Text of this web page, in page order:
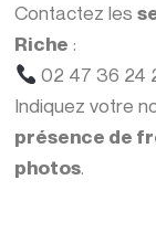
Contactez les
Riche :
02 47 36 24
Indiquez votre
présence de
photos.